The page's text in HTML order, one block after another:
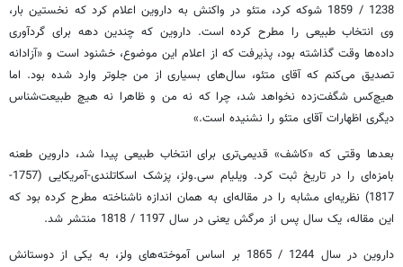
1238 / 1859 شوکه کرد، متئو در واکنش به داروین اعلام کرد که نخستین بار،
وی انتخاب طبیعی را مطرح کرده است. داروین که چندین دهه برای گردآوری
داده‌ها وقت گذاشته بود، پذیرفت که از اعلام این موضوع، خشنود است و «آزادانه
تصدیق می‌کنم که آقای متئو، سال‌های بسیاری از من جلوتر وارد شده بود. اما
هیچ‌کس شگفت‌زده نخواهد شد، چرا که نه من و ظاهرا نه هیچ طبیعت‌شناس
دیگری اظهارات آقای متئو را نشنیده است.»
بعدها وقتی که «کاشف» قدیمی‌تری برای انتخاب طبیعی پیدا شد، داروین طعنه
بامزه‌ای را در تاریخ ثبت کرد. ویلیام سی.ولز، پزشک اسکاتلندی-آمریکایی (1757-
1817) نظریه‌ای مشابه را در مقاله‌ای به همان اندازه ناشناخته مطرح کرده بود که
این مقاله، یک سال پس از مرگش یعنی در سال 1197 / 1818 منتشر شد.
داروین در سال 1244 / 1865 بر اساس آموخته‌های ولز، به یکی از دوستانش